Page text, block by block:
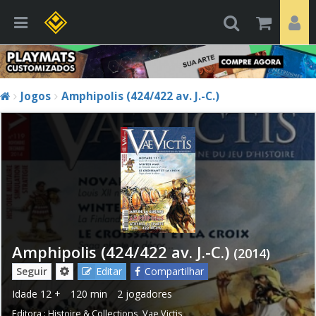
Jogos Amphipolis (424/422 av. J.-C.)
Amphipolis (424/422 av. J.-C.) (2014)
Seguir Editar
Compartilhar
Idade 12 + 120 min 2 jogadores
Editora : Histoire & Collections,Vae Victis